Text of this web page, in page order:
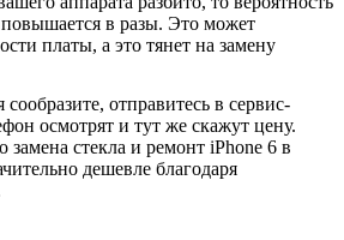
повышается в разы. Это может
платы, а это тянет на замену
отправитесь в сервис-
осмотрят и тут же скажут цену.
стекла и ремонт iPhone 6 в
дешевле благодаря